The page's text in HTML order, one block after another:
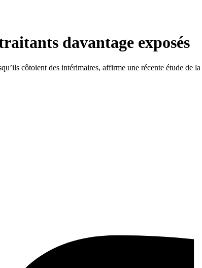
davantage exposés
côtoient des intérimaires, affirme une récente étude de